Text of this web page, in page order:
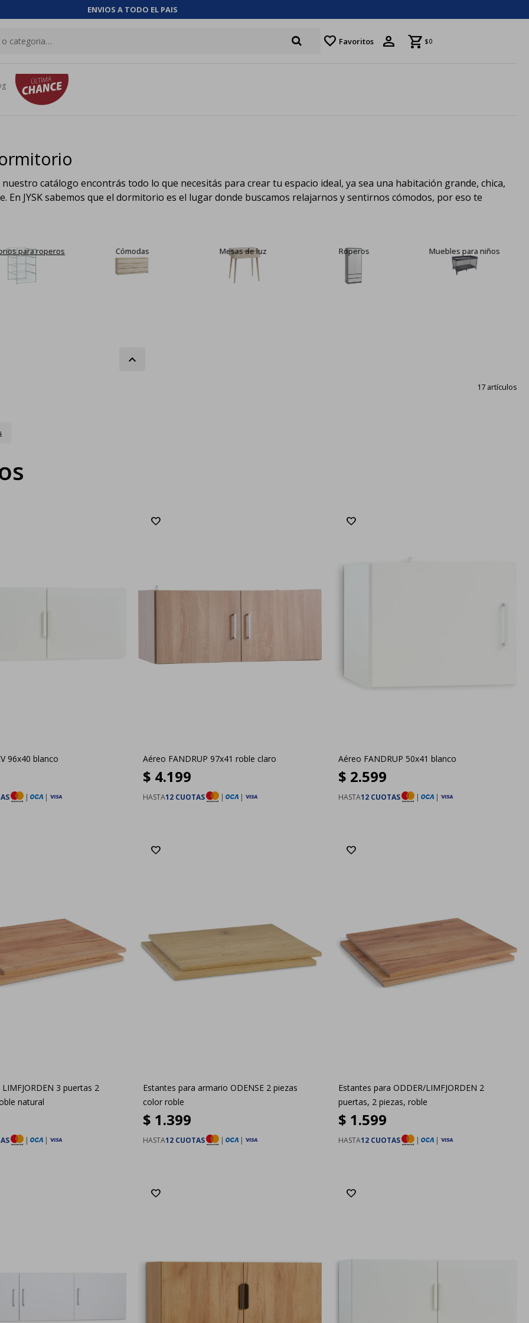
ENVIOS A TODO EL PAIS
favorite Favoritos $0
catálogo encontrás todo lo que necesitás para crear tu espacio ideal, ya sea una habitación grande, chica,
JYSK sabemos que el dormitorio es el lugar donde buscamos relajarnos y sentirnos cómodos, por eso te
Cómodas Mesas de luz Roperos Muebles para niños Accesorios para roperos
17 artículos
96x40 blanco
| |
Aéreo FANDRUP 97x41 roble claro
$ 4.199
HASTA12 CUOTAS | |
Aéreo FANDRUP 50x41 blanco
$ 2.599
HASTA12 CUOTAS | |
3 puertas 2
natural
| |
Estantes para armario ODENSE 2 piezas
color roble
$ 1.399
HASTA12 CUOTAS | |
Estantes para ODDER/LIMFJORDEN 2
puertas, 2 piezas, roble
$ 1.599
HASTA12 CUOTAS | |